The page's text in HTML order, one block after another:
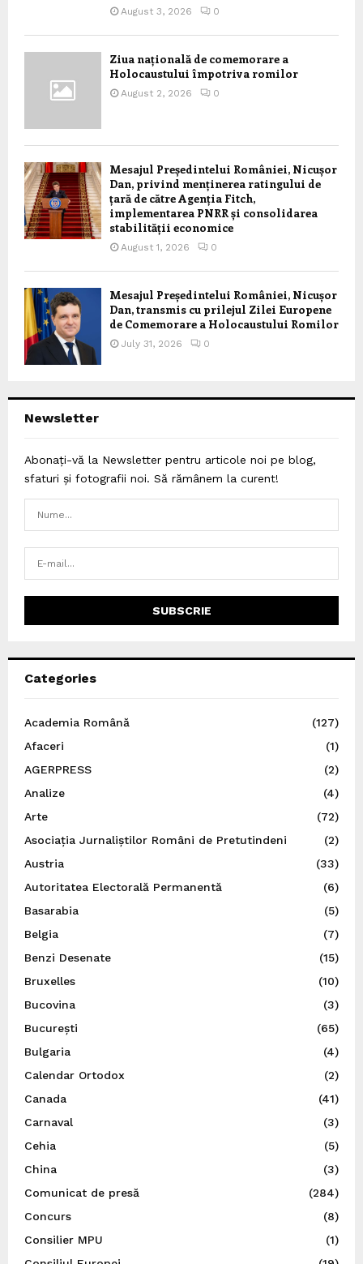
August 3, 2026 0
Ziua națională de comemorare a
Holocaustului împotriva romilor
August 2, 2026 0
Mesajul Președintelui României, Nicușor
Dan, privind menținerea ratingului de
țară de către Agenția Fitch,
implementarea PNRR și consolidarea
stabilității economice
August 1, 2026 0
Mesajul Președintelui României, Nicușor
Dan, transmis cu prilejul Zilei Europene
de Comemorare a Holocaustului Romilor
July 31, 2026 0
Newsletter
Abonați-vă la Newsletter pentru articole noi pe blog,
sfaturi și fotografii noi. Să rămânem la curent!
Categories
Academia Română
(127)
Afaceri
(1)
AGERPRESS
(2)
Analize
(4)
Arte
(72)
Asociația Jurnaliștilor Români de Pretutindeni
(2)
Austria
(33)
Autoritatea Electorală Permanentă
(6)
Basarabia
(5)
Belgia
(7)
Benzi Desenate
(15)
Bruxelles
(10)
Bucovina
(3)
București
(65)
Bulgaria
(4)
Calendar Ortodox
(2)
Canada
(41)
Carnaval
(3)
Cehia
(5)
China
(3)
Comunicat de presă
(284)
Concurs
(8)
Consilier MPU
(1)